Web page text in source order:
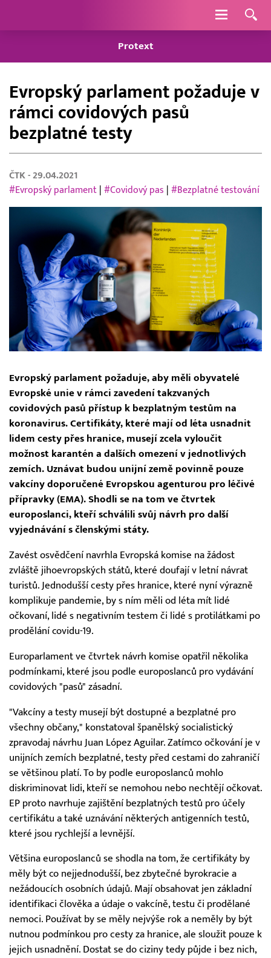
Navigace
Protext
Evropský parlament požaduje v
rámci covidových pasů
bezplatné testy
ČTK - 29.04.2021
#Evropský parlament #Covidový pas #Bezplatné testování
Evropský parlament požaduje, aby měli obyvatelé
Evropské unie v rámci zavedení takzvaných
covidových pasů přístup k bezplatným testům na
koronavirus. Certifikáty, které mají od léta usnadnit
lidem cesty přes hranice, musejí zcela vyloučit
možnost karantén a dalších omezení v jednotlivých
zemích. Uznávat budou unijní země povinně pouze
vakcíny doporučené Evropskou agenturou pro léčivé
přípravky (EMA). Shodli se na tom ve čtvrtek
europoslanci, kteří schválili svůj návrh pro další
vyjednávání s členskými státy.
Zavést osvědčení navrhla Evropská komise na žádost
zvláště jihoevropských států, které doufají v letní návrat
turistů. Jednodušší cesty přes hranice, které nyní výrazně
komplikuje pandemie, by s ním měli od léta mít lidé
očkovaní, lidé s negativním testem či lidé s protilátkami po
prodělání covidu-19.
Europarlament ve čtvrtek návrh komise opatřil několika
podmínkami, které jsou podle europoslanců pro vydávání
covidových "pasů" zásadní.
"Vakcíny a testy musejí být dostupné a bezplatné pro
všechny občany," konstatoval španělský socialistický
zpravodaj návrhu Juan López Aguilar. Zatímco očkování je v
unijních zemích bezplatné, testy před cestami do zahraničí
se většinou platí. To by podle europoslanců mohlo
diskriminovat lidi, kteří se nemohou nebo nechtějí očkovat.
EP proto navrhuje zajištění bezplatných testů pro účely
certifikátu a také uznávání některých antigenních testů,
které jsou rychlejší a levnější.
Většina europoslanců se shodla na tom, že certifikáty by
měly být co nejjednodušší, bez zbytečné byrokracie a
nežádoucích osobních údajů. Mají obsahovat jen základní
identifikaci člověka a údaje o vakcíně, testu či prodělané
nemoci. Používat by se měly nejvýše rok a neměly by být
nutnou podmínkou pro cesty za hranice, ale sloužit pouze k
jejich usnadnění. Dostat se do ciziny tedy půjde i bez nich,